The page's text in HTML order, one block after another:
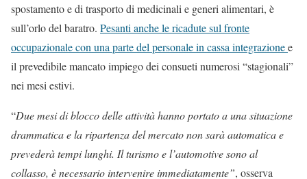
spostamento e di trasporto di medicinali e generi alimentari, è
sull’orlo del baratro. Pesanti anche le ricadute sul fronte
occupazionale con una parte del personale in cassa integrazionee
il prevedibile mancato impiego dei consueti numerosi “stagionali”
nei mesi estivi.
“Due mesi di blocco delle attività hanno portato a una situazione
drammatica e la ripartenza del mercato non sarà automatica e
prevederà tempi lunghi. Il turismo e l’automotive sono al
collasso, è necessario intervenire immediatamente”, osserva